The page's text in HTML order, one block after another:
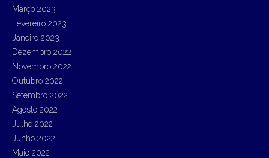
Março 2023
Fevereiro 2023
Janeiro 2023
Dezembro 2022
Novembro 2022
Outubro 2022
Setembro 2022
Agosto 2022
Julho 2022
Junho 2022
Maio 2022